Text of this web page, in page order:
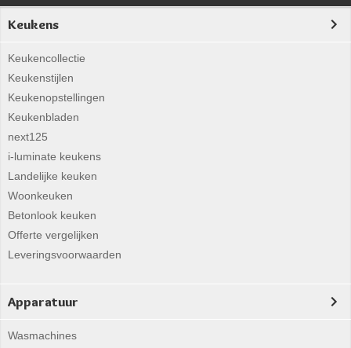
Keukens
Keukencollectie
Keukenstijlen
Keukenopstellingen
Keukenbladen
next125
i-luminate keukens
Landelijke keuken
Woonkeuken
Betonlook keuken
Offerte vergelijken
Leveringsvoorwaarden
Apparatuur
Wasmachines